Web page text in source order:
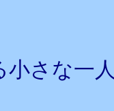
小さな一